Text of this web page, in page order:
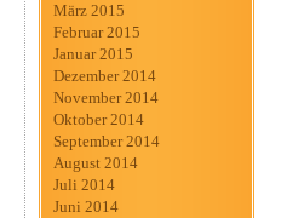
März 2015
Februar 2015
Januar 2015
Dezember 2014
November 2014
Oktober 2014
September 2014
August 2014
Juli 2014
Juni 2014